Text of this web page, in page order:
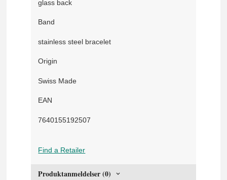
glass back
Band
stainless steel bracelet
Origin
Swiss Made
EAN
7640155192507
Find a Retailer
Produktanmeldelser (0)